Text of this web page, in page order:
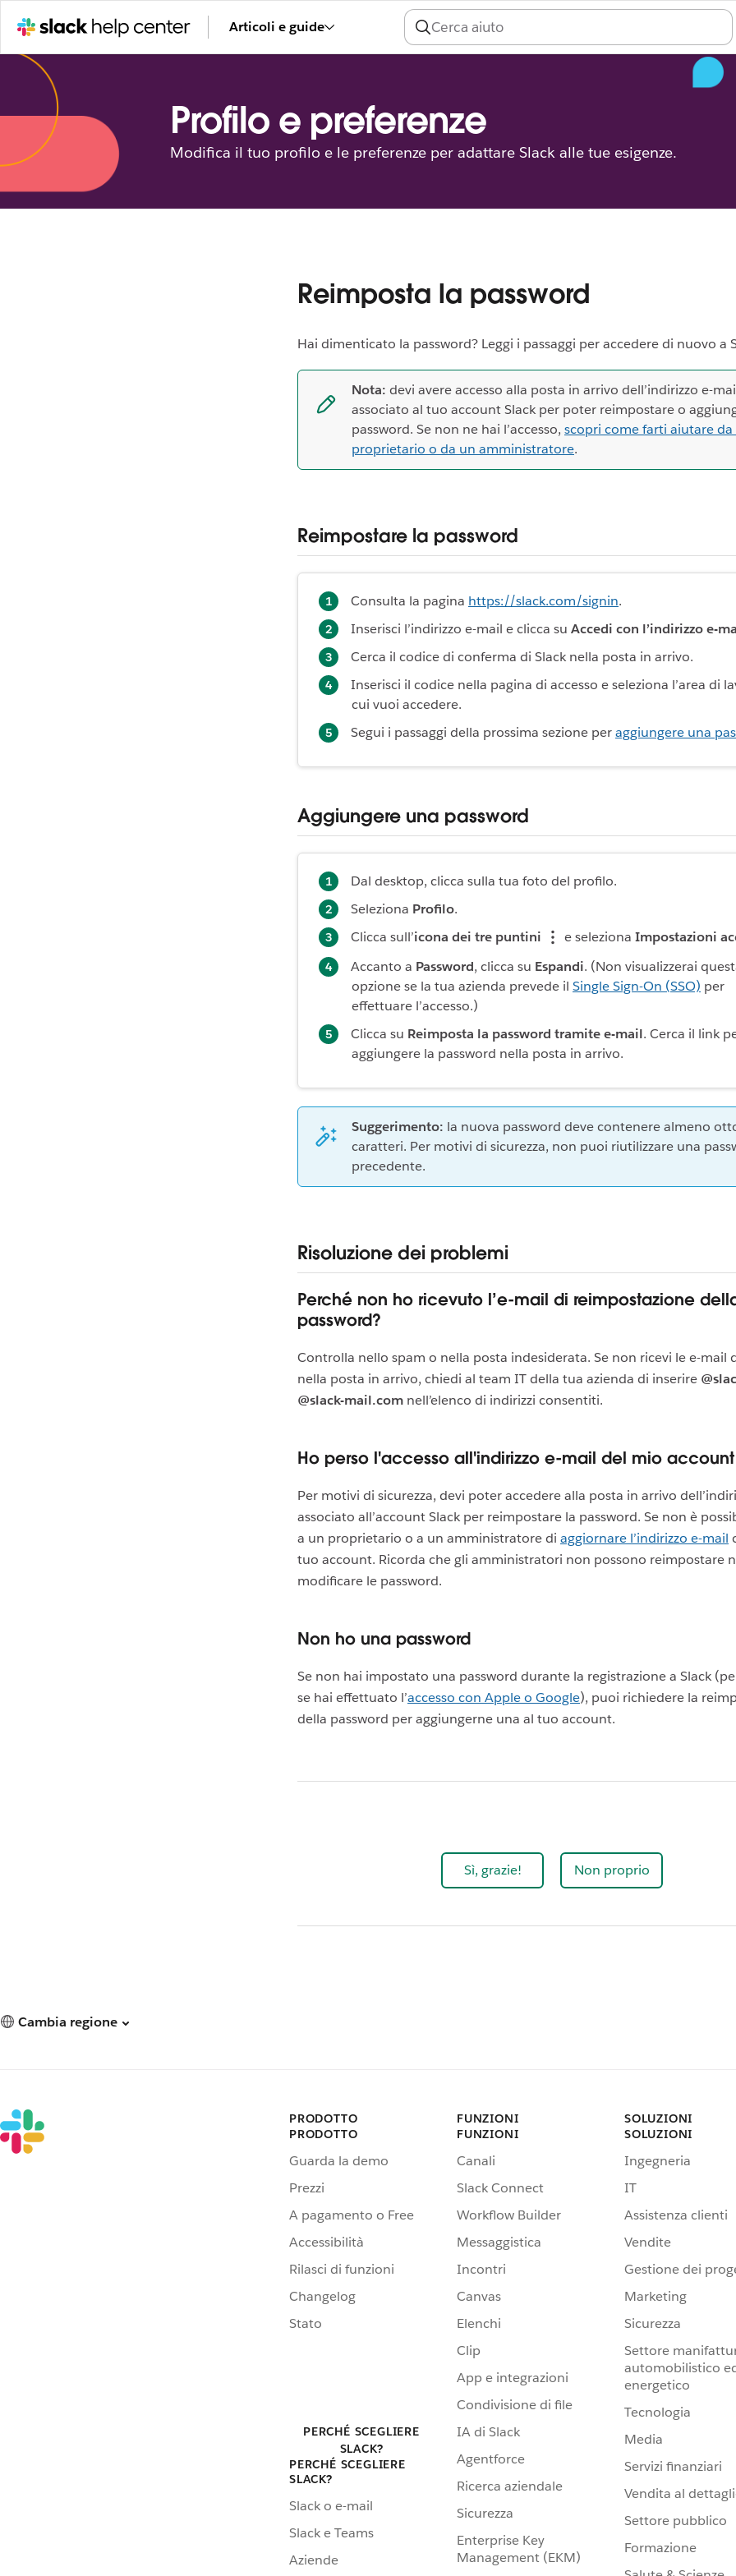
Articoli e guide
Profilo e preferenze
Modifica il tuo profilo e le preferenze per adattare Slack alle tue esigenze.
Reimposta la password
Hai dimenticato la password? Leggi i passaggi per accedere di nuovo a
Nota: devi avere accesso alla posta in arrivo dell’indirizzo e-
associato al tuo account Slack per poter reimpostare o
password. Se non ne hai l’accesso, scopri come farti aiutare da
proprietario o da un amministratore.
Reimpostare la password
Consulta la pagina https://slack.com/signin.
Inserisci l’indirizzo e-mail e clicca su Accedi con l’indirizzo e-
Cerca il codice di conferma di Slack nella posta in arrivo.
Inserisci il codice nella pagina di accesso e seleziona l’area di
cui vuoi accedere.
Segui i passaggi della prossima sezione peraggiungere una
Aggiungere una password
Dal desktop, clicca sulla tua foto del profilo.
Seleziona Profilo.
Clicca sull’icona dei tre puntini e seleziona Impostazioni
Accanto a Password, clicca su Espandi. (Non visualizzerai
opzione se la tua azienda prevede il Single Sign-On (SSO) per
effettuare l’accesso.)
Clicca su Reimposta la password tramite e-mail. Cerca il link
aggiungere la password nella posta in arrivo.
Suggerimento: la nuova password deve contenere almeno
caratteri. Per motivi di sicurezza, non puoi riutilizzare una
precedente.
Risoluzione dei problemi
Perché non ho ricevuto l’e-mail di reimpostazione
password?
Controlla nello spam o nella posta indesiderata. Se non ricevi le e-mail
nella posta in arrivo, chiedi al team IT della tua azienda di inserire
@slack-mail.com nell’elenco di indirizzi consentiti.
Ho perso l'accesso all'indirizzo e-mail del mio account
Per motivi di sicurezza, devi poter accedere alla posta in arrivo
associato all’account Slack per reimpostare la password. Se non è
a un proprietario o a un amministratore di aggiornare l’indirizzo e-mail
tuo account. Ricorda che gli amministratori non possono reimpostare
modificare le password.
Non ho una password
Se non hai impostato una password durante la registrazione a Slack
se hai effettuato l’accesso con Apple o Google), puoi richiedere la
della password per aggiungerne una al tuo account.
Sì, grazie! Non proprio
Cambia regione
PRODOTTO
PRODOTTO
Guarda la demo
Prezzi
A pagamento o Free
Accessibilità
Rilasci di funzioni
Changelog
Stato
PERCHÉ SCEGLIERE
SLACK?
PERCHÉ SCEGLIERE
SLACK?
Slack o e-mail
Slack e Teams
Aziende
FUNZIONI
FUNZIONI
Canali
Slack Connect
Workflow Builder
Messaggistica
Incontri
Canvas
Elenchi
Clip
App e integrazioni
Condivisione di file
IA di Slack
Agentforce
Ricerca aziendale
Sicurezza
Enterprise Key
Management (EKM)
SOLUZIONI
SOLUZIONI
Ingegneria
IT
Assistenza clienti
Vendite
Gestione dei
Marketing
Sicurezza
Settore
automobilistico
energetico
Tecnologia
Media
Servizi finanziari
Vendita al
Settore pubblico
Formazione